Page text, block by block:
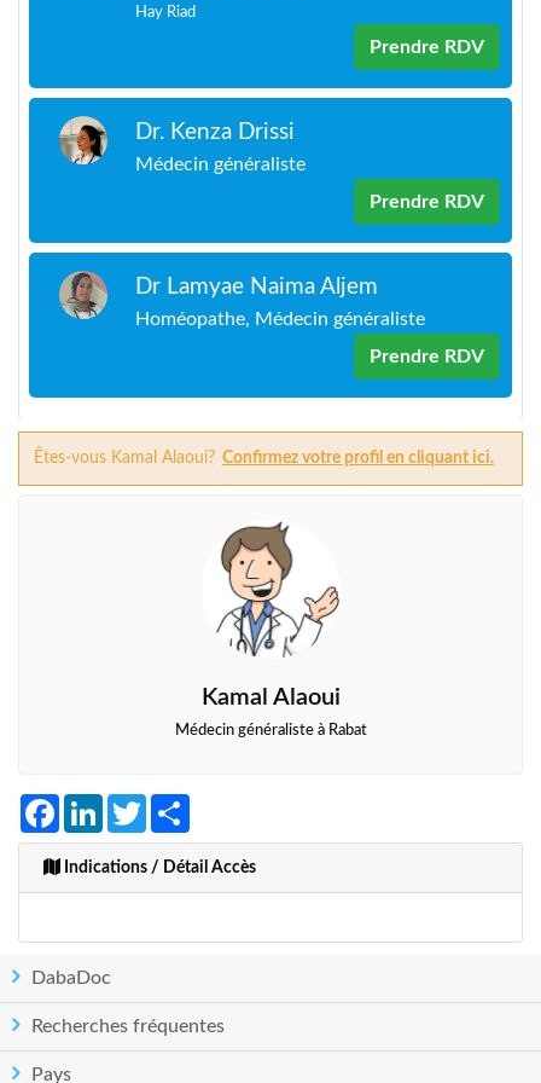
Hay Riad
Prendre RDV
Dr. Kenza Drissi
Médecin généraliste
Prendre RDV
Dr Lamyae Naima Aljem
Homéopathe, Médecin généraliste
Prendre RDV
Êtes-vous Kamal Alaoui? Confirmez votre profil en cliquant ici.
Kamal Alaoui
Médecin généraliste à Rabat
FacebookLinkedInTwitter
Indications / Détail Accès
DabaDoc
Recherches fréquentes
Pays